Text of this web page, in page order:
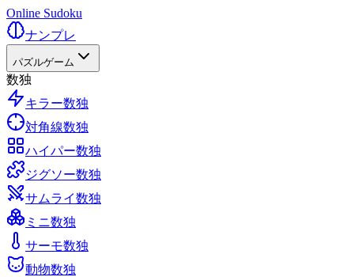
Online Sudoku
ナンプレ
パズルゲーム
数独
キラー数独
対角線数独
ハイパー数独
ジグソー数独
サムライ数独
ミニ数独
サーモ数独
動物数独